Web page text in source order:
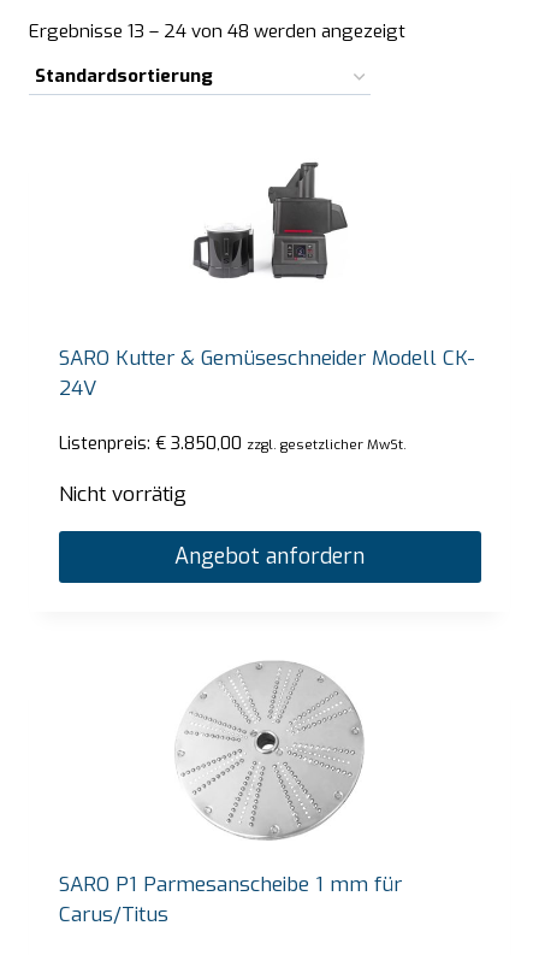
Ergebnisse 13 – 24 von 48 werden angezeigt
SARO Kutter & Gemüseschneider Modell CK-
24V
Listenpreis: €3.850,00 zzgl. gesetzlicher MwSt.
Nicht vorrätig
Angebot anfordern
SARO P1 Parmesanscheibe 1 mm für
Carus/Titus